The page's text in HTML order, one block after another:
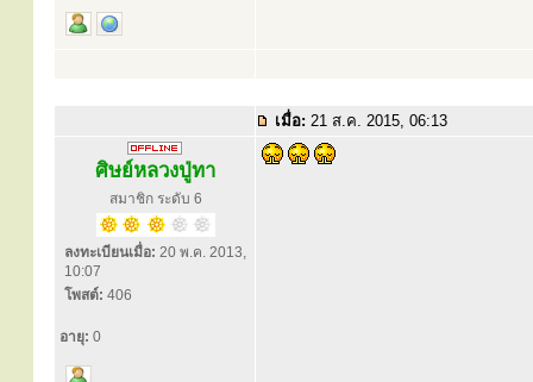
เมื่อ: 21 ส.ค. 2015, 06:13
ศิษย์หลวงปู่ทา
สมาชิก ระดับ 6
ลงทะเบียนเมื่อ: 20 พ.ค. 2013,
10:07
โพสต์: 406
อายุ: 0